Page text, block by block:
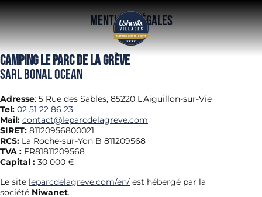
Mentions légales
Camping le Parc de la Grève
SARL BONAL OCEAN
Adresse: 5 Rue des Sables, 85220 L'Aiguillon-sur-Vie
Tel: 02 51 22 86 23
Mail: contact@leparcdelagreve.com
SIRET: 81120956800021
RCS: La Roche-sur-Yon B 811209568
TVA : FR81811209568
Capital : 30 000 €
Le site leparcdelagreve.com/en/ est hébergé par la
société Niwanet.